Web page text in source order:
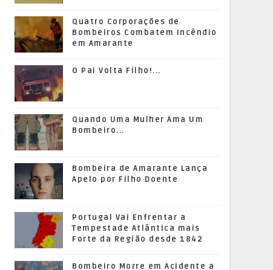
Quatro Corporações de
Bombeiros Combatem Incêndio
em Amarante
O Pai Volta Filho!...
Quando Uma Mulher Ama Um
Bombeiro...
Bombeira de Amarante Lança
Apelo por Filho Doente
Portugal Vai Enfrentar a
Tempestade Atlântica mais
Forte da Região desde 1842
Bombeiro Morre em Acidente a